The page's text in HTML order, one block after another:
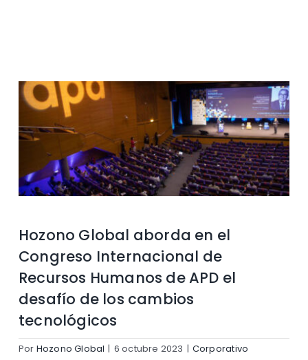
Hozono Global aborda en el
Congreso Internacional de
Recursos Humanos de APD el
desafío de los cambios
tecnológicos
Por Hozono Global | 6 octubre 2023 | Corporativo